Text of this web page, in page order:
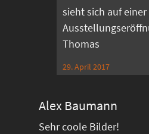
sieht sich auf einer
Thomas
29. April 2017
Alex Baumann
Sehr coole Bilder!